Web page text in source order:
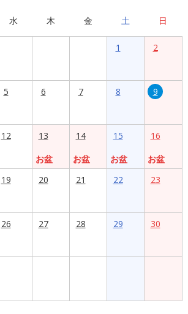
水 木 金 土 日
1 2
5 6 7 8 9
12
13
お盆
14
お盆
15
お盆
16
お盆
19 20 21 22 23
26 27 28 29 30